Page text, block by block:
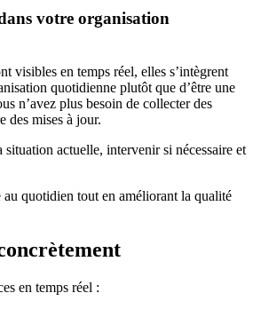
votre organisation
visibles en temps réel, elles s’intègrent
quotidienne plutôt que d’être une
n’avez plus besoin de collecter des
des mises à jour.
actuelle, intervenir si nécessaire et
quotidien tout en améliorant la qualité
en temps réel :